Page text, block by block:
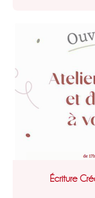
Écriture